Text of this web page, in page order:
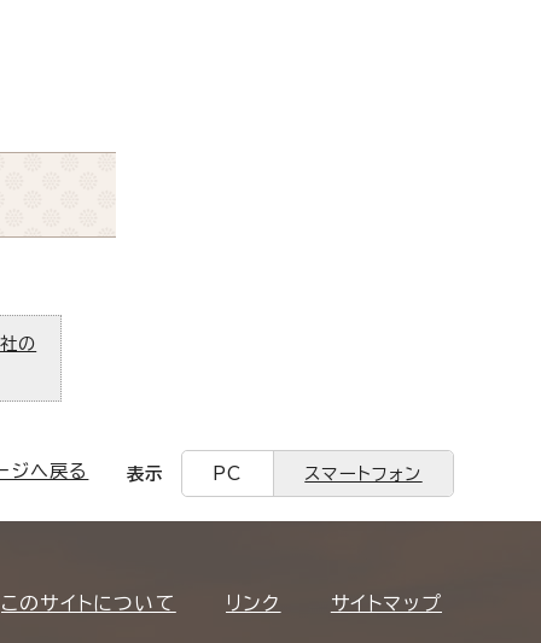
の
ジへ戻る 表示 PC スマートフォン
このサイトについて リンク サイトマップ